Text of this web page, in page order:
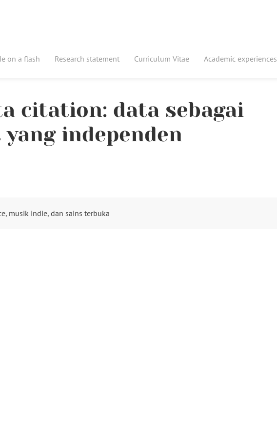
on a flash Research statement Curriculum Vitae Academic experiences
citation: data sebagai
independen
musik indie, dan sains terbuka